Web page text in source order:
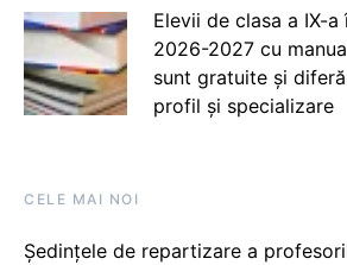
Elevii de clasa a IX-
2026-2027 cu
sunt gratuite și
profil și specializare
CELE MAI NOI
Ședințele de repartizare a